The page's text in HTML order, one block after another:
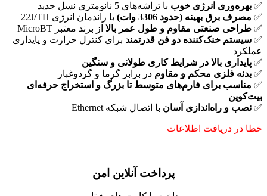
✅ بهره‌وری انرژی خوب با تراشه‌های 5 نانومتری نسل جدید
✅ مصرف برق بهینه (حدود 3306 وات)
با راندمان انرژی 22J/TH
✅ طراحی صنعتی مقاوم و طول عمر بالا از برند معتبر MicroBT
✅ سیستم خنک‌کننده دو فن قدرتمند برای کنترل حرارت و پایداری
عملکرد
✅ پایداری بالا در شرایط کاری طولانی و سنگین
✅ بدنه فلزی محکم و مقاوم در برابر گرما و گردوغبار
✅ مناسب برای فارم‌های متوسط تا بزرگ و استخراج حرفه‌ای
بیت‌کوین
✅ نصب و راه‌اندازی آسان با اتصال شبکه Ethernet
خطا در دریافت اطلاعات
پرداخت آنلاین امن